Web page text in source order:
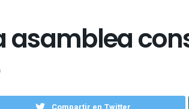
asamblea